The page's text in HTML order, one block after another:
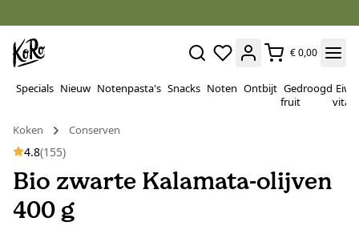
€ 0,00
Specials Nieuw Notenpasta's Snacks Noten Ontbijt Gedroogd
fruit
Koken
Conserven
4.8(155)
Bio zwarte Kalamata-olijven
400 g